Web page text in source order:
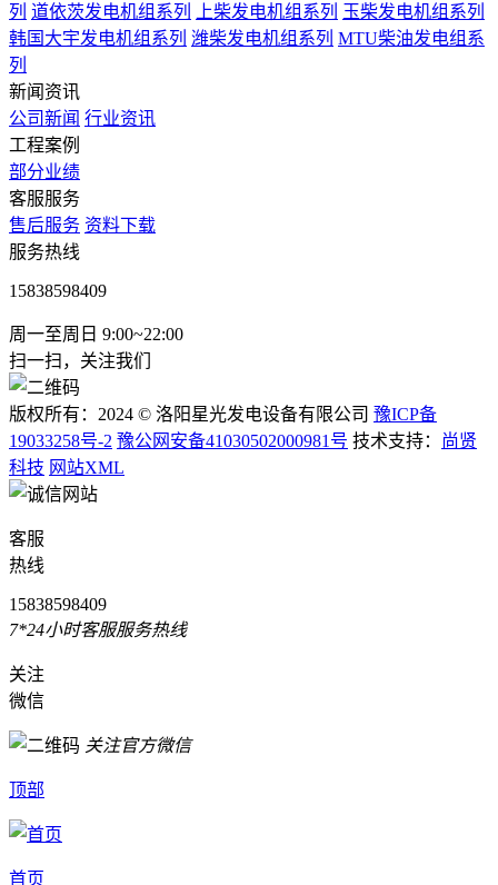
列 道依茨发电机组系列 上柴发电机组系列 玉柴发电机组系列
韩国大宇发电机组系列 潍柴发电机组系列 MTU柴油发电组系
列
新闻资讯
公司新闻 行业资讯
工程案例
部分业绩
客服服务
售后服务 资料下载
服务热线
15838598409
周一至周日 9:00~22:00
扫一扫，关注我们
版权所有：2024 © 洛阳星光发电设备有限公司 豫ICP备
19033258号-2 豫公网安备41030502000981号 技术支持：
尚贤
科技 网站XML
客服
热线
15838598409
7*24小时客服服务热线
关注
微信
关注官方微信
顶部
首页